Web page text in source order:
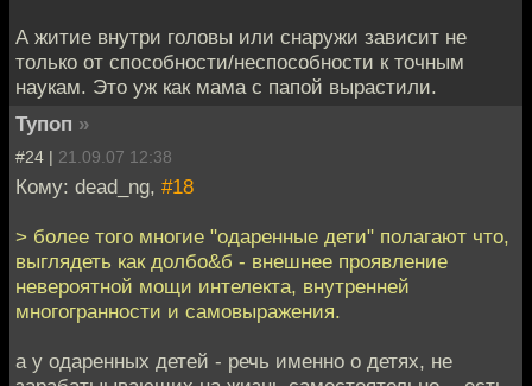
А житие внутри головы или снаружи зависит не
только от способности/неспособности к точным
наукам. Это уж как мама с папой вырастили.
Тупоп »
#24 | 21.09.07 12:38
Кому: dead_ng, #18
> более того многие "одаренные дети" полагают что,
выглядеть как долбо&б - внешнее проявление
невероятной мощи интелекта, внутренней
многогранности и самовыражения.
а у одаренных детей - речь именно о детях, не